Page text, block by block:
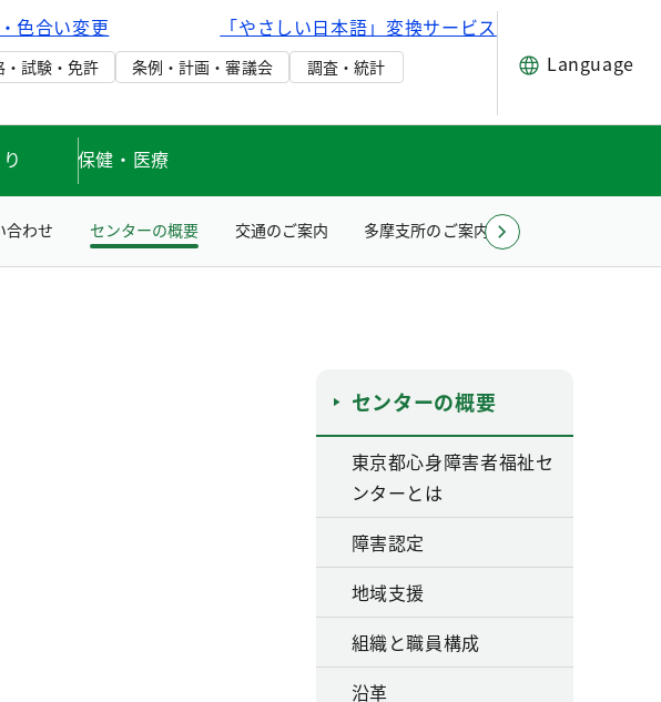
色合い変更 「やさしい日本語」変換サービス
・試験・免許 条例・計画・審議会
調査・統計
Language
保健・医療
合わせ センターの概要 交通のご案内 多摩支所のご案内
センターの概要
東京都心身障害者福祉セ
ンターとは
障害認定
地域支援
組織と職員構成
沿革